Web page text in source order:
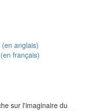
anglais)
français)
sur l'imaginaire du